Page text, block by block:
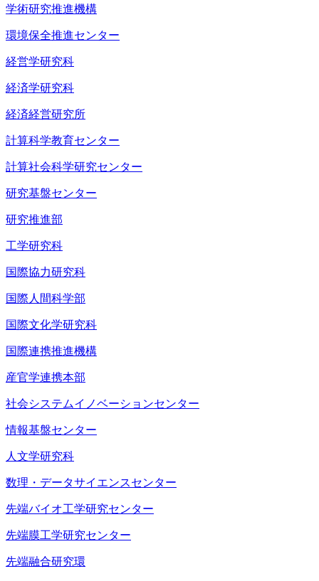
学術研究推進機構
環境保全推進センター
経営学研究科
経済学研究科
経済経営研究所
計算科学教育センター
計算社会科学研究センター
研究基盤センター
研究推進部
工学研究科
国際協力研究科
国際人間科学部
国際文化学研究科
国際連携推進機構
産官学連携本部
社会システムイノベーションセンター
情報基盤センター
人文学研究科
数理・データサイエンスセンター
先端バイオ工学研究センター
先端膜工学研究センター
先端融合研究環